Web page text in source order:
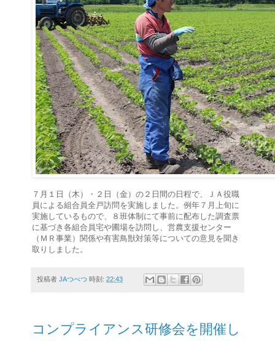
７月１日（木）・２日（金）の２日間の日程で、ＪＡ役職
員による組合員全戸訪問を実施しました。例年７月上旬に
実施しているもので、８班体制にて事前に配布した調査票
に基づき各組合員宅や圃場を訪問し、営農支援センター
（ＭＲ事業）関係や有害鳥獣対策等についての意見を聞き
取りしました。
投稿者 JAつべつ 時刻: 22:43
コンプライアンス研修会を開催し